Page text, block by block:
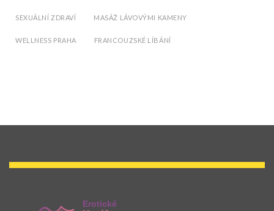
SEXUÁLNÍ ZDRAVÍ MASÁŽ LÁVOVÝMI KAMENY
WELLNESS PRAHA FRANCOUZSKÉ LÍBÁNÍ